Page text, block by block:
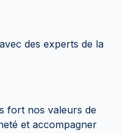
des experts de la
fort nos valeurs de
et accompagner